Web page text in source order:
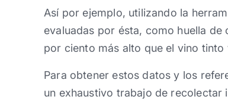
Así por ejemplo, utilizando la
evaluadas por ésta, como huella
por ciento más alto que el vino tinto
Para obtener estos datos y los
un exhaustivo trabajo de recolectar